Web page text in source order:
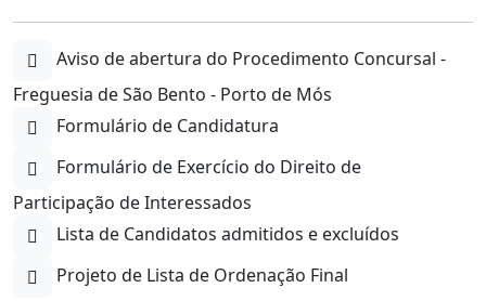
Aviso de abertura do Procedimento Concursal -
Freguesia de São Bento - Porto de Mós
Formulário de Candidatura
Formulário de Exercício do Direito de
Participação de Interessados
Lista de Candidatos admitidos e excluídos
Projeto de Lista de Ordenação Final